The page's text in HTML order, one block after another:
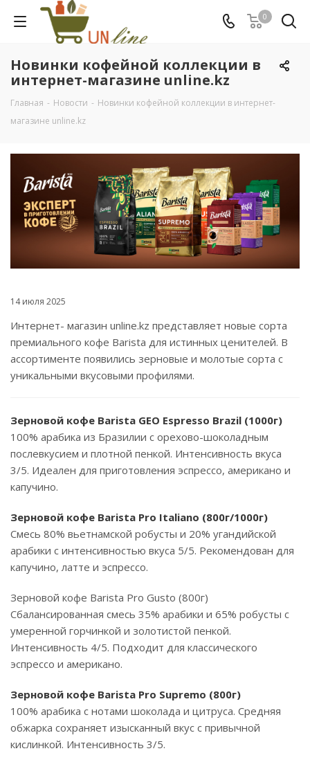
0
Новинки кофейной коллекции в
интернет-магазине unline.kz
Главная - Новости - Новинки кофейной коллекции в интернет-
магазине unline.kz
14 июля 2025
Интернет- магазин unline.kz представляет новые сорта
премиального кофе Barista для истинных ценителей. В
ассортименте появились зерновые и молотые сорта с
уникальными вкусовыми профилями.
Зерновой кофе Barista GEO Espresso Brazil (1000г)
100% арабика из Бразилии с орехово-шоколадным
послевкусием и плотной пенкой. Интенсивность вкуса
3/5. Идеален для приготовления эспрессо, американо и
капучино.
Зерновой кофе Barista Pro Italiano (800г/1000г)
Смесь 80% вьетнамской робусты и 20% угандийской
арабики с интенсивностью вкуса 5/5. Рекомендован для
капучино, латте и эспрессо.
Зерновой кофе Barista Pro Gusto (800г)
Сбалансированная смесь 35% арабики и 65% робусты с
умеренной горчинкой и золотистой пенкой.
Интенсивность 4/5. Подходит для классического
эспрессо и американо.
Зерновой кофе Barista Pro Supremo (800г)
100% арабика с нотами шоколада и цитруса. Средняя
обжарка сохраняет изысканный вкус с привычной
кислинкой. Интенсивность 3/5.